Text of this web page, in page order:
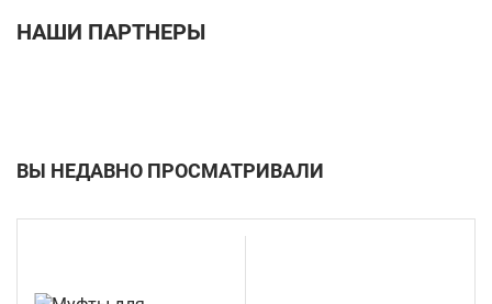
НАШИ ПАРТНЕРЫ
ВЫ НЕДАВНО ПРОСМАТРИВАЛИ